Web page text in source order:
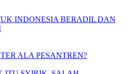
INDONESIA BERADIL DAN
ALA PESANTREN?